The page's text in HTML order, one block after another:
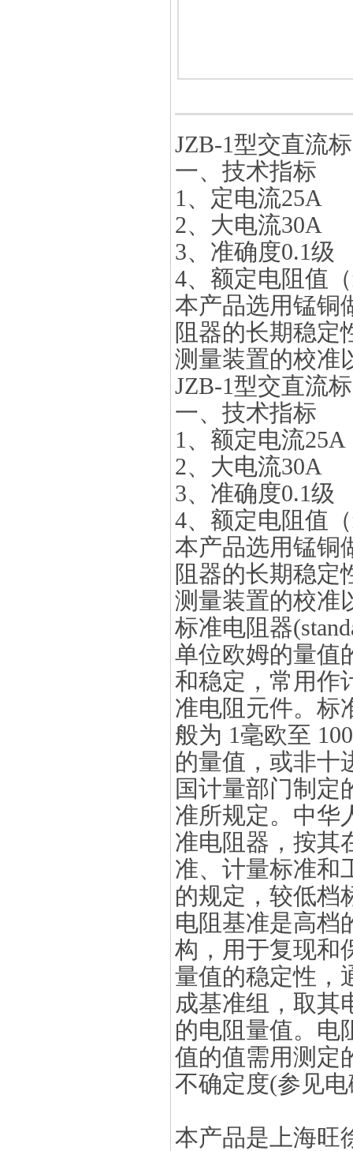
JZB-1型交直流
一、技术指标
1、定电流25A
2、大电流30A
3、准确度0.1级
4、额定电阻值
本产品选用锰铜
阻器的长期稳定
测量装置的校准
JZB-1型交直流
一、技术指标
1、额定电流25A
2、大电流30A
3、准确度0.1级
4、额定电阻值
本产品选用锰铜
阻器的长期稳定
测量装置的校准
标准电阻器
单位欧姆的量值
和稳定，常用作
准电阻元件。标
般为 1毫欧至
的量值，或非十
国计量部门制定
准所规定。中华
准电阻器，按其
准、计量标准和
的规定，较低档
电阻基准是高档
构，用于复现和
量值的稳定性，
成基准组，取其
的电阻量值。电
值的值需用测定
不确定度(参见
本产品是上海旺